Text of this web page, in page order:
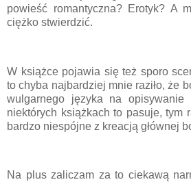
powieść romantyczna? Erotyk? A
ciężko stwierdzić.
W książce pojawia się też sporo
to chyba najbardziej mnie raziło, że
wulgarnego języka na opisywanie
niektórych książkach to pasuje, tym
bardzo niespójne z kreacją głównej
Na plus zaliczam za to ciekawą